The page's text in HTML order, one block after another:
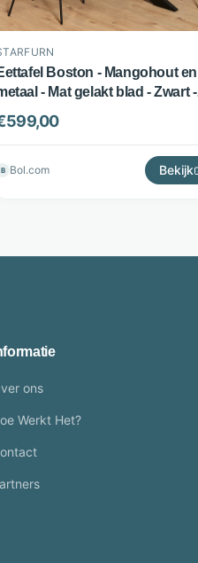
Boston - Mangohout en
- Mat gelakt blad - Zwart -
Starfurn
599,00
B Bol.com Bekijk
ons
Werkt Het?